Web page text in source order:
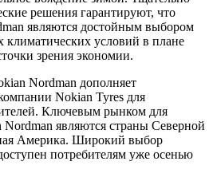
решения гарантируют, что
являются достойным выбором
условий в плане
зрения экономии.
Nordman дополняет
Nokian Tyres для
Ключевым рынком для
являются страны Северной
Америка. Широкий выбор
потребителям уже осенью